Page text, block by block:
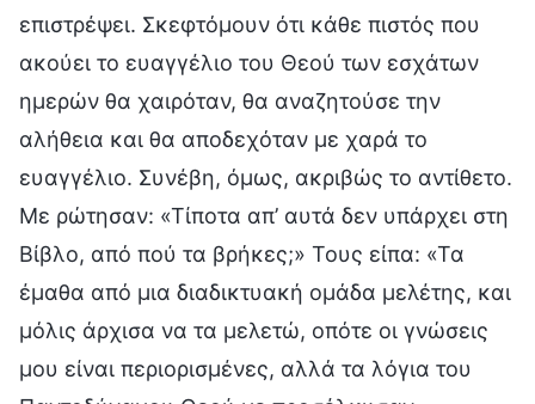
επιστρέψει. Σκεφτόμουν ότι κάθε πιστός που
ακούει το ευαγγέλιο του Θεού των εσχάτων
ημερών θα χαιρόταν, θα αναζητούσε την
αλήθεια και θα αποδεχόταν με χαρά το
ευαγγέλιο. Συνέβη, όμως, ακριβώς το αντίθετο.
Με ρώτησαν: «Τίποτα απ’ αυτά δεν υπάρχει στη
Βίβλο, από πού τα βρήκες;» Τους είπα: «Τα
έμαθα από μια διαδικτυακή ομάδα μελέτης, και
μόλις άρχισα να τα μελετώ, οπότε οι γνώσεις
μου είναι περιορισμένες, αλλά τα λόγια του